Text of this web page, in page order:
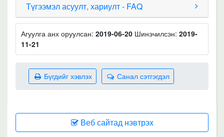
Түгээмэл асуулт, хариулт - FAQ
Агуулга анх оруулсан: 2019-06-20 Шинэчилсэн: 2019-
11-21
Санал сэтгэгдэл
Бүгдийг хэвлэх
Веб сайтад нэвтрэх